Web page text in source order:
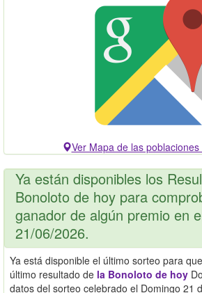
Ver Mapa de las
Ya están disponibles los
Bonoloto de hoy para
ganador de algún premio en
21/06/2026.
Ya está disponible el último sorteo para
último resultado de la Bonoloto de hoy
datos del sorteo celebrado el Domingo 21